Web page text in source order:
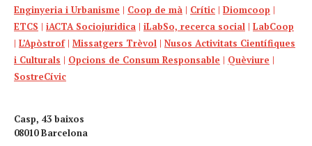
Enginyeria i Urbanisme | Coop de mà | Crític | Diomcoop |
ETCS | iACTA Sociojuridica | iLabSo, recerca social | LabCoop
| L’Apòstrof| Missatgers Trèvol | Nusos Activitats Científiques
i Culturals | Opcions de Consum Responsable | Quèviure |
SostreCívic
Casp, 43 baixos
08010 Barcelona